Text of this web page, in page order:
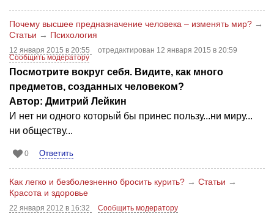
Почему высшее предназначение человека – изменять мир? →
Статьи → Психология
12 января 2015 в 20:55
отредактирован 12 января 2015 в 20:59
Сообщить модератору
Посмотрите вокруг себя. Видите, как много
предметов, созданных человеком?
Автор: Дмитрий Лейкин
И нет ни одного который бы принес пользу...ни миру...
ни обществу...
0 Ответить
Как легко и безболезненно бросить курить? → Статьи →
Красота и здоровье
22 января 2012 в 16:32 Сообщить модератору